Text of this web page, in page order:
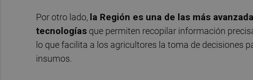
Por otro lado, la Región es una de las más
tecnologías que permiten recopilar información
lo que facilita a los agricultores la toma de decisiones
insumos.